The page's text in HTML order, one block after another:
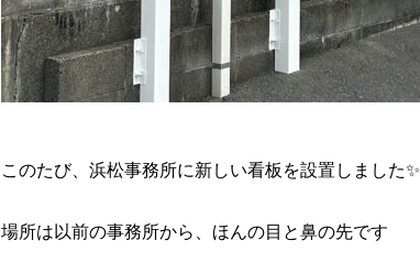
このたび、浜松事務所に新しい看板を設置しました✨
場所は以前の事務所から、ほんの目と鼻の先です